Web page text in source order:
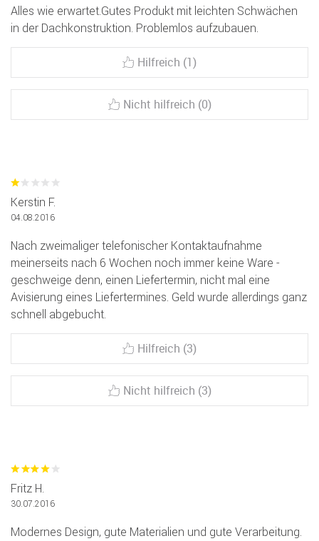
Alles wie erwartet.Gutes Produkt mit leichten Schwächen
in der Dachkonstruktion. Problemlos aufzubauen.
Hilfreich (1)
Nicht hilfreich (0)
Kerstin F.
04.08.2016
Nach zweimaliger telefonischer Kontaktaufnahme
meinerseits nach 6 Wochen noch immer keine Ware -
geschweige denn, einen Liefertermin, nicht mal eine
Avisierung eines Liefertermines. Geld wurde allerdings ganz
schnell abgebucht.
Hilfreich (3)
Nicht hilfreich (3)
Fritz H.
30.07.2016
Modernes Design, gute Materialien und gute Verarbeitung.